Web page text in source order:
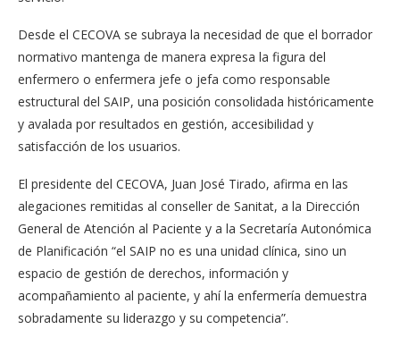
Desde el CECOVA se subraya la necesidad de que el borrador
normativo mantenga de manera expresa la figura del
enfermero o enfermera jefe o jefa como responsable
estructural del SAIP, una posición consolidada históricamente
y avalada por resultados en gestión, accesibilidad y
satisfacción de los usuarios.
El presidente del CECOVA, Juan José Tirado, afirma en las
alegaciones remitidas al conseller de Sanitat, a la Dirección
General de Atención al Paciente y a la Secretaría Autonómica
de Planificación “el SAIP no es una unidad clínica, sino un
espacio de gestión de derechos, información y
acompañamiento al paciente, y ahí la enfermería demuestra
sobradamente su liderazgo y su competencia”.